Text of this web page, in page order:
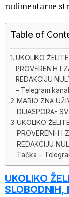
rudimentarne
Table of
UKOLIKO
PROVERENIH I
REDAKCIJU
– Telegram
MARIO ZNA
DIJASPORA-
UKOLIKO
PROVERENIH I
REDAKCIJU
Tačka –
UKOLIKO
SLOBODNIH,